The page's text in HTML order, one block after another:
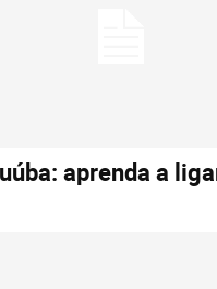
aprenda a